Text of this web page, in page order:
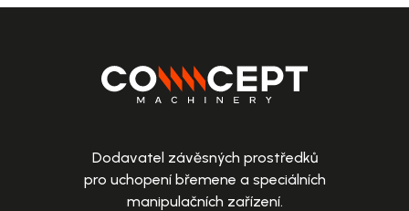
Dodavatel závěsných prostředků
pro uchopení břemene a speciálních
manipulačních zařízení.